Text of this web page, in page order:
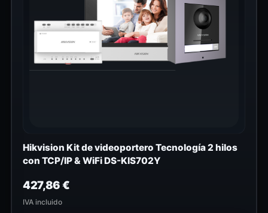
Hikvision Kit de videoportero Tecnología 2 hilos
con TCP/IP & WiFi DS-KIS702Y
427,86€
IVA incluido